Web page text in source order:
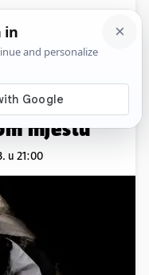
Komentari
ne, seks i
mjestu
u 21:00